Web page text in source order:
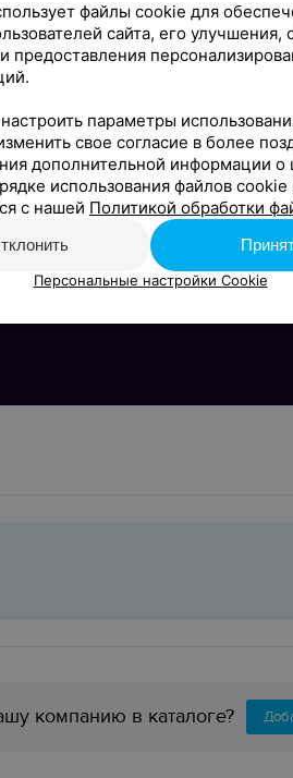
компанию в каталоге?
файлы cookie для
сайта, его улучшения,
предоставления
параметры
свое согласие в более
дополнительной информации о
использования файлов
с нашей Политикой обработки
Персональные настройки Cookie